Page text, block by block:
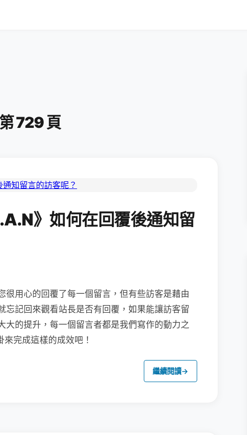
729 頁
》如何在回覆後通知留
很用心的回覆了每一個留言，但有些訪客是藉由
忘記回來觀看站長是否有回覆，如果能讓訪客留
大的提升，每一個留言者都是我們寫作的動力之
來完成這樣的成效吧！
繼續閱讀→